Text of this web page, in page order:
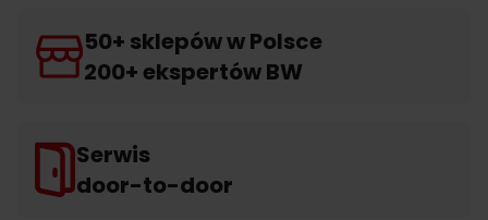
50+ sklepów w Polsce
200+ ekspertów BW
Serwis
door-to-door